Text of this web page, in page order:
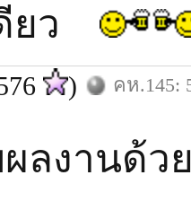
ยว
) คห.145:
ลงานด้ว